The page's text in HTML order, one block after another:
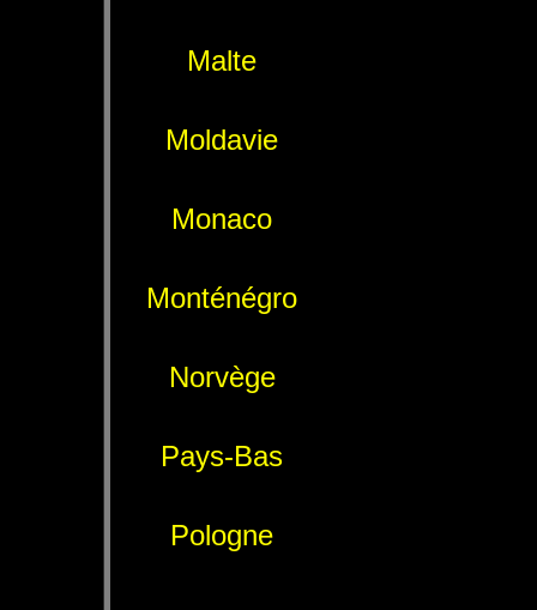
Malte
Moldavie
Monaco
Monténégro
Norvège
Pays-Bas
Pologne